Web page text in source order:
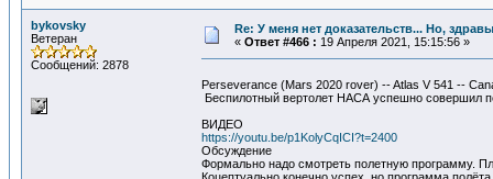
bykovsky
Ветеран
Сообщений: 2878
Re: У меня нет доказательств... Но,
« Ответ #466 : 19 Апреля 2021, 15:15:56 »
Perseverance (Mars 2020 rover) -- Atlas V 541 --
Беспилотный вертолет НАСА успешно совершил
ВИДЕО
https://youtu.be/p1KolyCqICI?t=2400
Обсуждение
Формально надо смотреть полетную программу.